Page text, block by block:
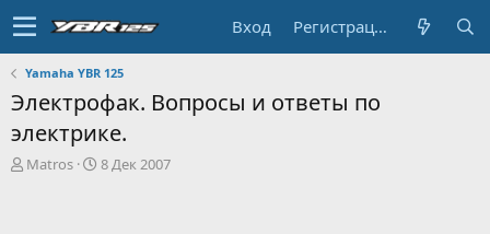
Вход Регистрация
Yamaha YBR 125
Электрофак. Вопросы и ответы по
электрике.
А
Matros
Д
8 Дек 2007